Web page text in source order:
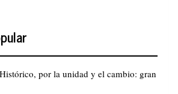
por la unidad y el cambio: gran